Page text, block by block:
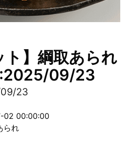
ト】綱取あられ
09/23
23
02 00:00:00
られ